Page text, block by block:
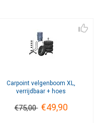
Carpoint velgenboom XL,
verrijdbaar + hoes
€75,00 €49,90